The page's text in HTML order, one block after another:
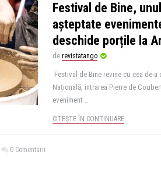
Festival de Bine,
așteptate
deschide porțile la
de revistatango
Festival de Bine revine cu cea de-
Națională, intrarea Pierre de
eveniment ..
CITEȘTE ÎN CONTINUARE
0 Comentarii